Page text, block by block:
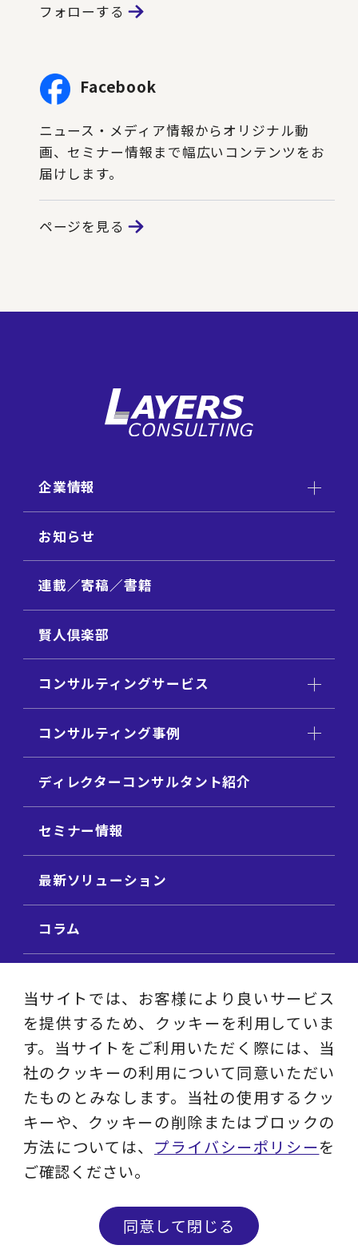
フォローする
Facebook
ニュース・メディア情報からオリジナル動
画、セミナー情報まで幅広いコンテンツをお
届けします。
ページを見る
企業情報
お知らせ
連載／寄稿／書籍
賢人倶楽部
コンサルティングサービス
コンサルティング事例
ディレクターコンサルタント紹介
セミナー情報
最新ソリューション
コラム
ビジネステーマ解説集
動画ライブラリ
採用サイト
プライバシーポリシー
ソーシャルメディアアカウントポリシー
© 2023 - 2026 Layers Consulting Co., Ltd.
当サイトでは、お客様により良いサービス
を提供するため、クッキーを利用していま
す。当サイトをご利用いただく際には、当
社のクッキーの利用について同意いただい
たものとみなします。当社の使用するクッ
キーや、クッキーの削除またはブロックの
方法については、 プライバシーポリシーを
ご確認ください。
同意して閉じる